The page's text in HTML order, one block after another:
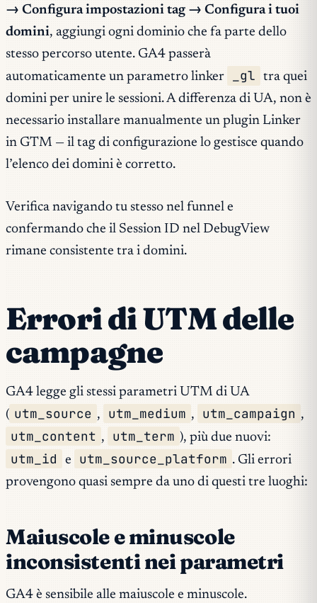
→ Configura impostazioni tag → Configura i tuoi
domini, aggiungi ogni dominio che fa parte dello
stesso percorso utente. GA4 passerà
automaticamente un parametro linker
_gl
tra quei
domini per unire le sessioni. A differenza di UA, non è
necessario installare manualmente un plugin Linker
in GTM — il tag di configurazione lo gestisce quando
l’elenco dei domini è corretto.
Verifica navigando tu stesso nel funnel e
confermando che il Session ID nel DebugView
rimane consistente tra i domini.
Errori di UTM delle
campagne
GA4 legge gli stessi parametri UTM di UA
( utm_source , utm_medium , utm_campaign ,
utm_content , utm_term ), più due nuovi:
utm_id e utm_source_platform . Gli errori
provengono quasi sempre da uno di questi tre luoghi:
Maiuscole e minuscole
inconsistenti nei parametri
GA4 è sensibile alle maiuscole e minuscole.